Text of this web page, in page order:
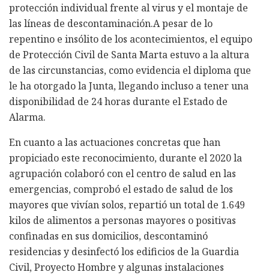
protección individual frente al virus y el montaje de
las líneas de descontaminación.A pesar de lo
repentino e insólito de los acontecimientos, el equipo
de Protección Civil de Santa Marta estuvo a la altura
de las circunstancias, como evidencia el diploma que
le ha otorgado la Junta, llegando incluso a tener una
disponibilidad de 24 horas durante el Estado de
Alarma.
En cuanto a las actuaciones concretas que han
propiciado este reconocimiento, durante el 2020 la
agrupación colaboró con el centro de salud en las
emergencias, comprobó el estado de salud de los
mayores que vivían solos, repartió un total de 1.649
kilos de alimentos a personas mayores o positivas
confinadas en sus domicilios, descontaminó
residencias y desinfectó los edificios de la Guardia
Civil, Proyecto Hombre y algunas instalaciones